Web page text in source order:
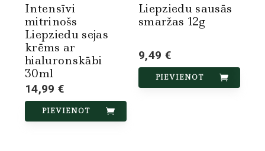
Intensīvi
mitrinošs
Liepziedu sejas
krēms ar
hialuronskābi
30ml
14,99 €
PIEVIENOT
Liepziedu sausās
smaržas 12g
9,49 €
PIEVIENOT